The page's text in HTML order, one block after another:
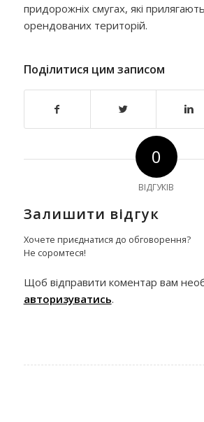
придорожніх смугах, які
орендованих територій.
Поділитися цим записом
0
ВІДГУКІВ
Залишити відгук
Хочете приєднатися до обговорення?
Не соромтеся!
Щоб відправити коментар вам
авторизуватись.